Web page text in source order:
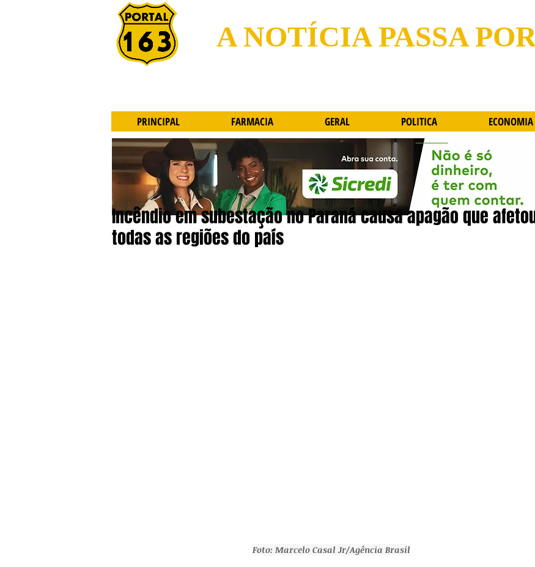
A NOTÍCIA PASSA
Incêndio em subestação no Paraná causa apagão que
todas as regiões do país
Foto: Marcelo Casal Jr/Agência Brasil
PRINCIPAL FARMACIA GERAL POLITICA ECONOMIA